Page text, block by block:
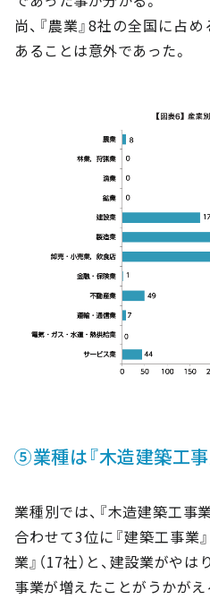
尚、『農業』8社の全国に占
あることは意外であった。
⑤業種は『木造建築工事
業種別では、『木造建築工事
合わせて3位に『建築工事業
業』（17社）と、建設業がや
事業が増えたことがうかがえ